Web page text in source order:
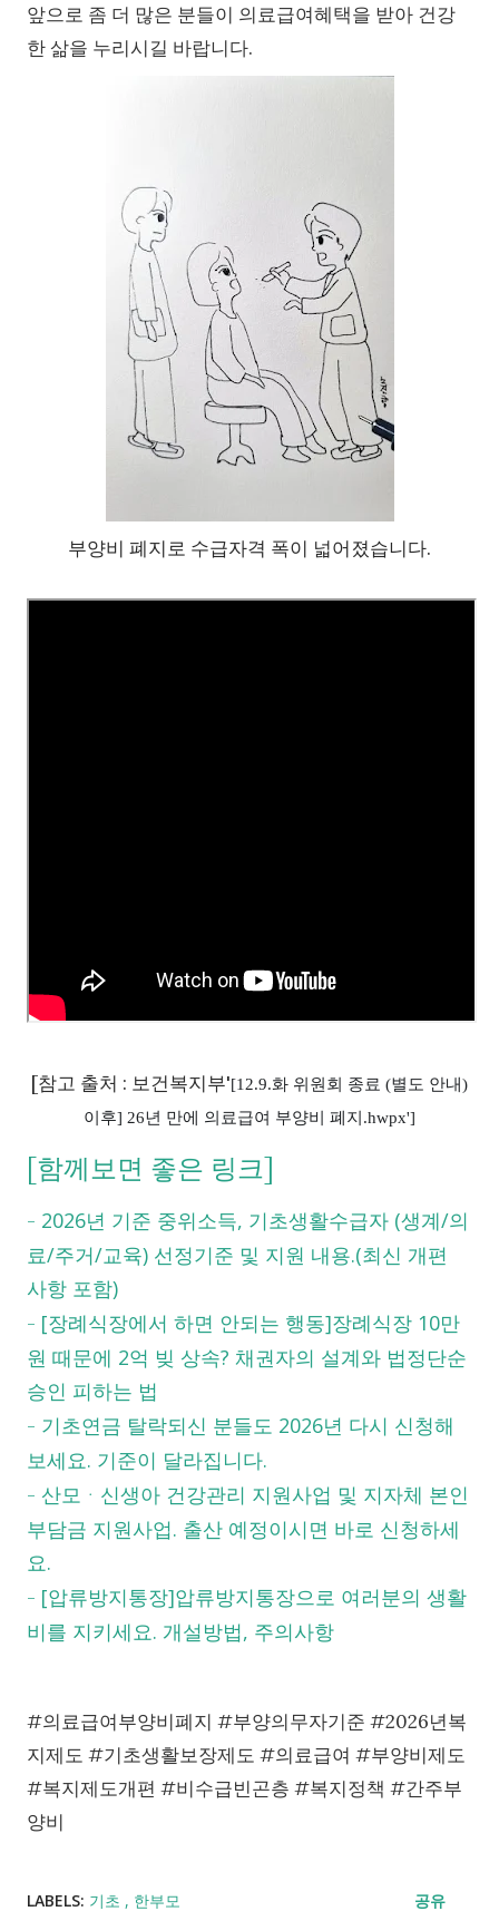
앞으로 좀 더 많은 분들이 의료급여혜택을 받아 건강
한 삶을 누리시길 바랍니다.
부양비 폐지로 수급자격 폭이 넓어졌습니다.
[참고 출처 : 보건복지부'[12.9.화 위원회 종료 (별도 안내)
이후] 26년 만에 의료급여 부양비 폐지.hwpx']
[함께보면 좋은 링크]
- 2026년 기준 중위소득, 기초생활수급자 (생계/의
료/주거/교육) 선정기준 및 지원 내용.(최신 개편
사항 포함)
- [장례식장에서 하면 안되는 행동]장례식장 10만
원 때문에 2억 빚 상속? 채권자의 설계와 법정단순
승인 피하는 법
- 기초연금 탈락되신 분들도 2026년 다시 신청해
보세요. 기준이 달라집니다.
- 산모ᆞ신생아 건강관리 지원사업 및 지자체 본인
부담금 지원사업. 출산 예정이시면 바로 신청하세
요.
- [압류방지통장]압류방지통장으로 여러분의 생활
비를 지키세요. 개설방법, 주의사항
#의료급여부양비폐지 #부양의무자기준 #2026년복
지제도 #기초생활보장제도 #의료급여 #부양비제도
#복지제도개편 #비수급빈곤층 #복지정책 #간주부
양비
LABELS: 기초 한부모 공유